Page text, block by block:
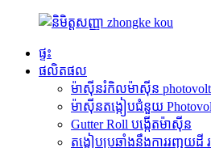
ផ្ទះ
ផលិតផល
ម៉ាស៊ីនរំកិលម៉ាស៊ីន
ម៉ាស៊ីនតង្កៀបជំនួយ
Gutter Roll បង្កើតម៉ាស៊ីន
តង្កៀបប្រឆាំងនឹងការរញ្ជួយ